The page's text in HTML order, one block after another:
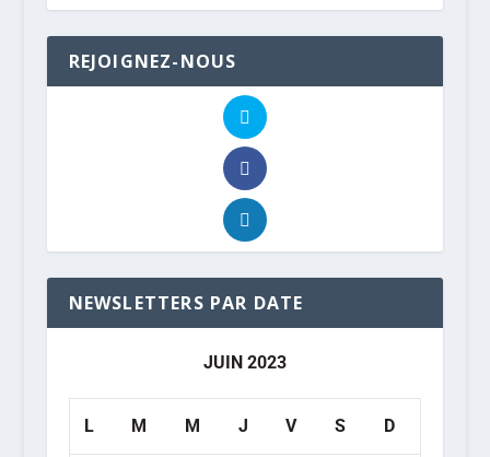
REJOIGNEZ-NOUS
NEWSLETTERS PAR DATE
JUIN 2023
L M M J V S D